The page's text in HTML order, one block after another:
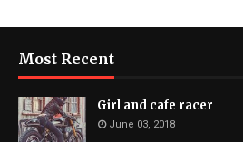
Most Recent
Girl and cafe racer
June 03, 2018